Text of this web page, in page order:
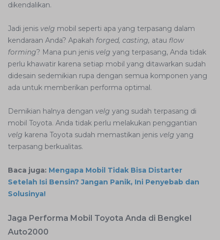
dikendalikan.
Jadi jenis velg mobil seperti apa yang terpasang dalam
kendaraan Anda? Apakah forged, casting, atau flow
forming? Mana pun jenis velg yang terpasang, Anda tidak
perlu khawatir karena setiap mobil yang ditawarkan sudah
didesain sedemikian rupa dengan semua komponen yang
ada untuk memberikan performa optimal.
Demikian halnya dengan velg yang sudah terpasang di
mobil Toyota. Anda tidak perlu melakukan penggantian
velg karena Toyota sudah memastikan jenis velg yang
terpasang berkualitas.
Baca juga: Mengapa Mobil Tidak Bisa Distarter
Setelah Isi Bensin? Jangan Panik, Ini Penyebab dan
Solusinya!
Jaga Performa Mobil Toyota Anda di Bengkel
Auto2000